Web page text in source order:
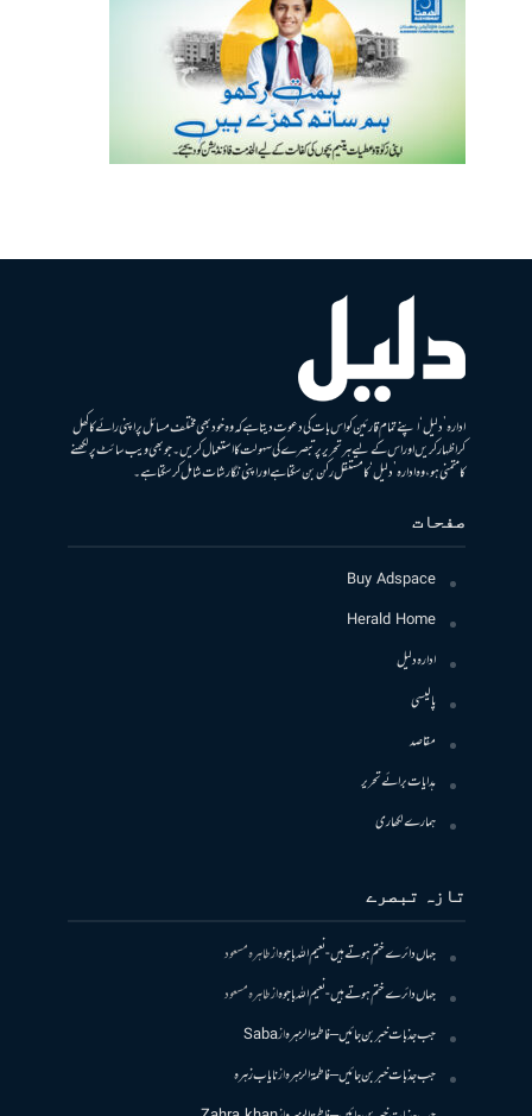
ادارہ ’دلیل‘ اپنے تمام قارئین کو اس بات کی دعوت دیتا ہے کہ وہ خود بھی مختلف مسائل پر اپنی رائے کا کھل
کر اظہار کریں اور اس کے لیے ہر تحریر پر تبصرے کی سہولت کا استعمال کریں۔ جو بھی ویب سائٹ پر لکھنے
کا متمنی ہو، وہ ادارہ ’دلیل‘ کا مستقل رکن بن سکتا ہے اور اپنی نگارشات شامل کرسکتا ہے۔
صفحات
Buy Adspace
Herald Home
ادارہ دلیل
پالیسی
مقاصد
ہدایات برائے تحریر
ہمارے لکھاری
تازہ تبصرے
جہاں دائرے ختم ہوتے ہیں- نعیم اللہ باجوہازطاہرہ مسعود
جہاں دائرے ختم ہوتے ہیں- نعیم اللہ باجوہازطاہرہ مسعود
جب جذبات خبر بن جائیں – فاطمۃالزہرہازSaba
جب جذبات خبر بن جائیں – فاطمۃالزہرہازنایاب زہرہ